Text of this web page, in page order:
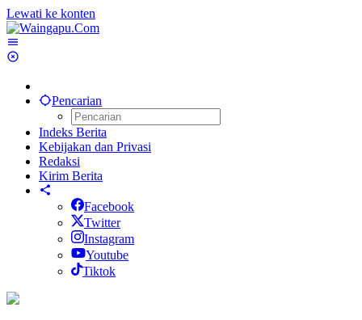
Lewati ke konten
Pencarian
Indeks Berita
Kebijakan dan Privasi
Redaksi
Kirim Berita
Facebook
Twitter
Instagram
Youtube
Tiktok